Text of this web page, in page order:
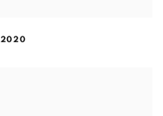
2020